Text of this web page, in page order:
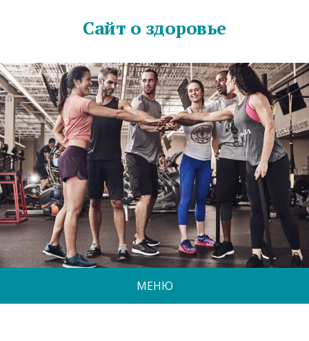
Сайт о здоровье
МЕНЮ